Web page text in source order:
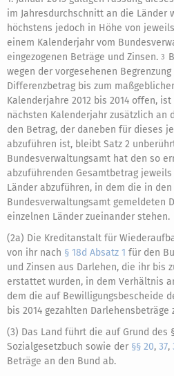
im Jahresdurchschnitt an die Länder
höchstens jedoch in Höhe von
einem Kalenderjahr vom
eingezogenen Beträge und Zinsen. 3
wegen der vorgesehenen
Differenzbetrag bis zum
Kalenderjahre 2012 bis 2014 offen,
nächsten Kalenderjahr zusätzlich an
den Betrag, der daneben für dieses
abzuführen ist, bleibt Satz 2
Bundesverwaltungsamt hat den so
abzuführenden Gesamtbetrag
Länder abzuführen, in dem die in den
Bundesverwaltungsamt gemeldeten
einzelnen Länder zueinander stehen.
(2a) Die Kreditanstalt für
von ihr nach § 18d Absatz 1 für den
und Zinsen aus Darlehen, die ihr bis
erstattet wurden, in dem Verhältnis
dem die auf Bewilligungsbescheide
bis 2014 gezahlten
(3) Das Land führt die auf Grund des
Sozialgesetzbuch sowie der §§ 20, 37,
Beträge an den Bund ab.